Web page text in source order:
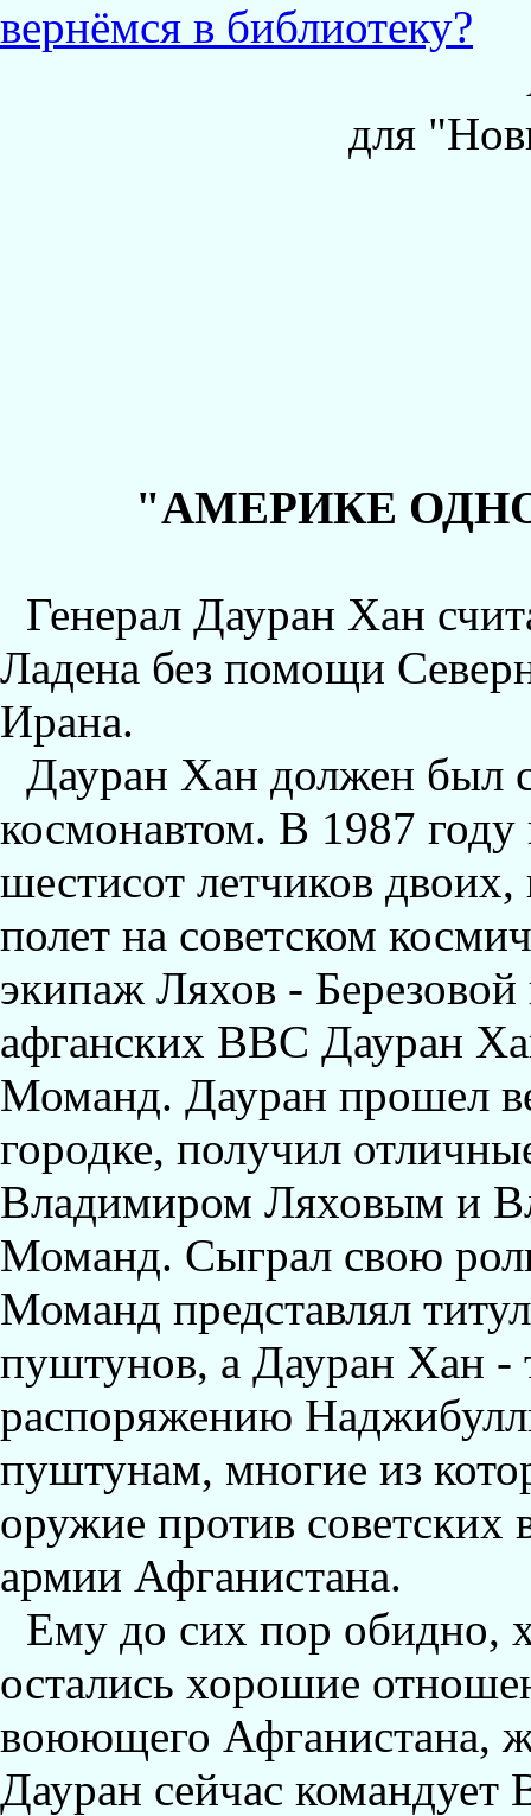
вернёмся в библиотеку?
для
"АМЕРИКЕ
Генерал Дауран Хан
Ладена без помощи
Ирана.
Дауран Хан должен был
космонавтом. В 1987 году
шестисот летчиков
полет на советском
экипаж Ляхов - Березовой
афганских ВВС Дауран
Моманд. Дауран прошел
городке, получил
Владимиром Ляховым и
Моманд. Сыграл свою
Моманд представлял
пуштунов, а Дауран Хан
распоряжению
пуштунам, многие из
оружие против советских
армии Афганистана.
Ему до сих пор обидно,
остались хорошие
воюющего Афганистана,
Дауран сейчас командует